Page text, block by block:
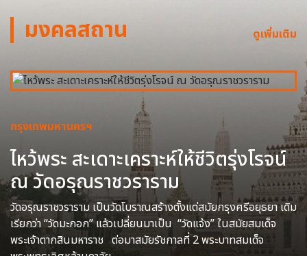
มงคลสถาน ดูเพิ่มเติม
กรุงเทพมหานครฯ
ไหว้พระ สะเดาะเคราะห์ให้ชีวิตรุ่งโรจน์
ณ วัดอรุณราชวราราม
วัดอรุณราชวราราม เป็นวัดโบราณสร้างตั้งแต่สมัยกรุงศรีอยุธยา เดิม
เรียกว่า “วัดมะกอก” แล้วเปลี่ยนมาเป็น “วัดแจ้ง” ในสมัยสมเด็จ
พระเจ้าตากสินมหาราช ต่อมาสมัยรัชกาลที่ 2 พระบาทสมเด็จ